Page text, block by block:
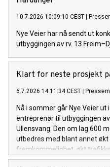
10.7.2026 10:09:10 CEST
Nye Veier har nå sendt ut
utbyggingen av rv. 13
Klart for neste prosjekt
6.7.2026 14:11:34 CEST
Nå i sommer går Nye Veier
entreprenør til utbyggingen
Ullensvang. Den om lag 600
utbedres med blant annet
fremkommelighet, økt
skred.